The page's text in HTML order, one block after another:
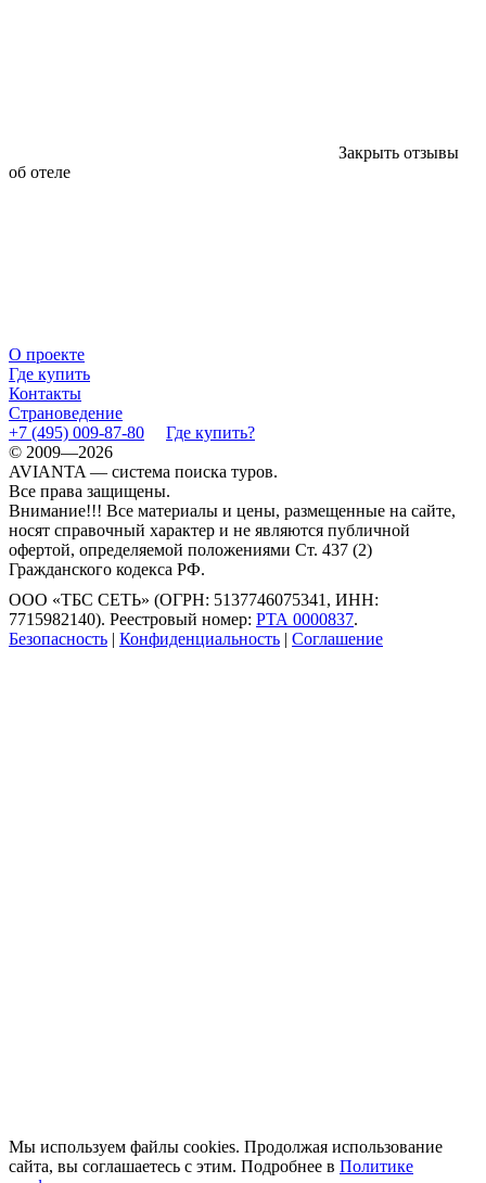
Закрыть отзывы
об отеле
О проекте
Где купить
Контакты
Страноведение
+7 (495) 009-87-80
Где купить?
© 2009—2026
AVIANTA — система поиска туров.
Все права защищены.
Внимание!!! Все материалы и цены, размещенные на сайте,
носят справочный характер и не являются публичной
офертой, определяемой положениями Ст. 437 (2)
Гражданского кодекса РФ.
ООО «ТБС СЕТЬ» (ОГРН: 5137746075341, ИНН:
7715982140). Реестровый номер: РТА 0000837.
Безопасность | Конфиденциальность | Соглашение
Мы используем файлы cookies. Продолжая использование
сайта, вы соглашаетесь с этим. Подробнее в Политике